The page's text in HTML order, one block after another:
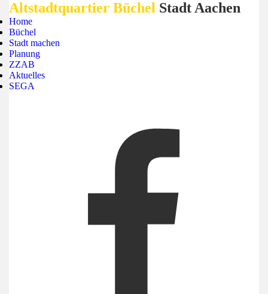
Altstadtquartier Büchel Stadt Aachen
Home
Büchel
Stadt machen
Planung
ZZAB
Aktuelles
SEGA